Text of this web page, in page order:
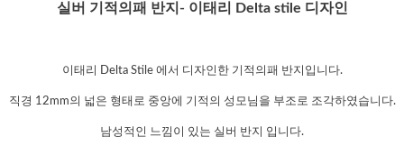
실버 기적의패 반지- 이태리 Delta stile 디자인
이태리 Delta Stile 에서 디자인한 기적의패 반지입니다.
직경 12mm의 넓은 형태로 중앙에 기적의 성모님을 부조로 조각하였습니다.
남성적인 느낌이 있는 실버 반지 입니다.